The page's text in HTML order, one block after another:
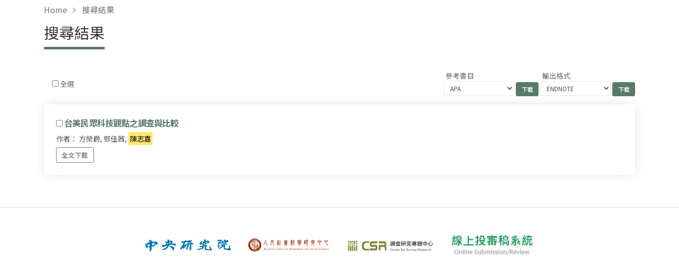
Home 搜尋結果
搜尋結果
全選
參考書目 輸出格式
台美民眾科技觀點之調查與比較
作者： 方榮爵, 鄧佳茜, 陳志嘉
全文下載